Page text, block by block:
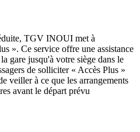
TGV INOUI met à
». Ce service offre une assistance
gare jusqu'à votre siège dans le
de solliciter « Accès Plus »
veiller à ce que les arrangements
avant le départ prévu